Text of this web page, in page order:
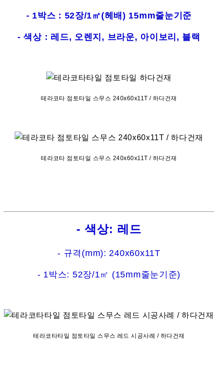
- 1박스 : 52장/1㎡(헤배) 15mm줄눈기준
- 색상 : 레드, 오렌지, 브라운, 아이보리, 블랙
테라코타 점토타일 스무스 240x60x11T / 하다건재
테라코타 점토타일 스무스 240x60x11T / 하다건재
- 색상: 레드
- 규격(mm): 240x60x11T
- 1박스: 52장/1㎡ (15mm줄눈기준)
테라코타타일 점토타일 스무스 레드 시공사례 / 하다건재